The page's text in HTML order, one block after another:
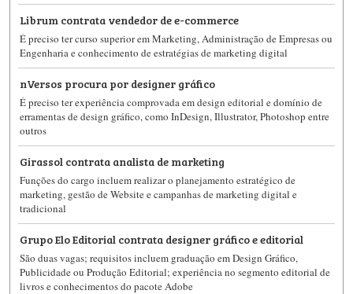
Librum contrata vendedor de e-commerce
É preciso ter curso superior em Marketing, Administração de Empresas ou
Engenharia e conhecimento de estratégias de marketing digital
nVersos procura por designer gráfico
É preciso ter experiência comprovada em design editorial e domínio de
erramentas de design gráfico, como InDesign, Illustrator, Photoshop entre
outros
Girassol contrata analista de marketing
Funções do cargo incluem realizar o planejamento estratégico de
marketing, gestão de Website e campanhas de marketing digital e
tradicional
Grupo Elo Editorial contrata designer gráfico e editorial
São duas vagas; requisitos incluem graduação em Design Gráfico,
Publicidade ou Produção Editorial; experiência no segmento editorial de
livros e conhecimentos do pacote Adobe